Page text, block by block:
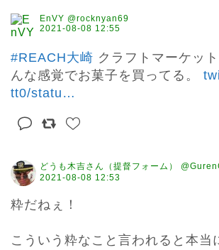
EnVY @rocknyan69
2021-08-08 12:55
#REACH大崎 クラフトマーケッ
んな感覚でお菓子を買ってる。
tt0/statu …
どうも木吉さん（提督フォーム）
2021-08-08 12:53
粋だねぇ！
こういう粋なこと言われると本当